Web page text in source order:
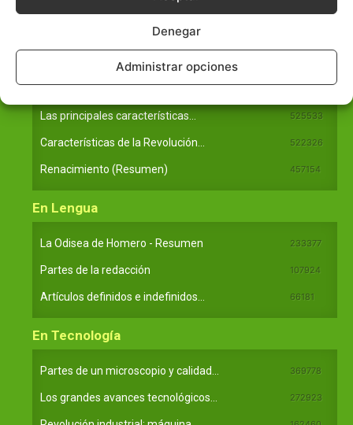
Denegar
Administrar opciones
Principales obras de Aristóteles 82125
En Historia
Las principales características... 525533
Características de la Revolución... 522326
Renacimiento (Resumen) 457154
En Lengua
La Odisea de Homero - Resumen 233377
Partes de la redacción 107924
Artículos definidos e indefinidos... 66181
En Tecnología
Partes de un microscopio y calidad... 369778
Los grandes avances tecnológicos... 272923